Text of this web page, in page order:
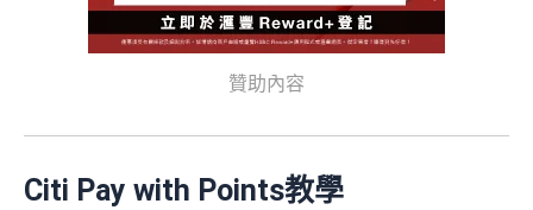
贊助內容
Citi Pay with Points教學